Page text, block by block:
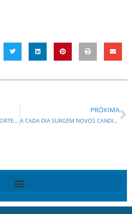
OGIER BUCHI: PALAVRAS DO PORTEIRO DO PRÉDIO DE MEU ESCRITÓRIO
PRÓXIMA
A CADA DIA SURGEM NOVOS CANDIDATOS AO GOVERNO DO ESTADO